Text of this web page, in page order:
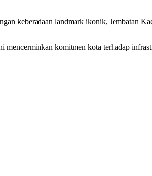
keberadaan landmark ikonik, Jembatan
mencerminkan komitmen kota terhadap